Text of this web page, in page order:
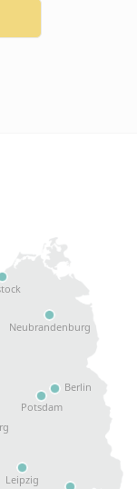
Berlin
Leipzig
Neubrandenburg
Potsdam